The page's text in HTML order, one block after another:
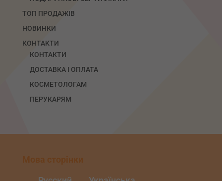
ТОП ПРОДАЖІВ
НОВИНКИ
КОНТАКТИ
КОНТАКТИ
ДОСТАВКА І ОПЛАТА
КОСМЕТОЛОГАМ
ПЕРУКАРЯМ
Мова сторінки